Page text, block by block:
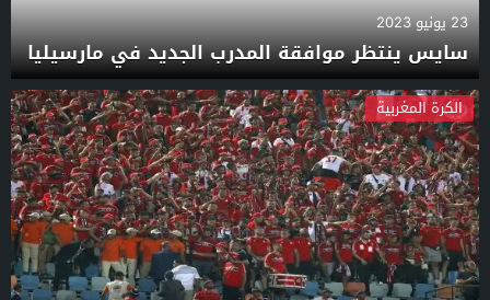
23 يونيو 2023
سايس ينتظر موافقة المدرب الجديد في مارسيليا
الكرة المغربية